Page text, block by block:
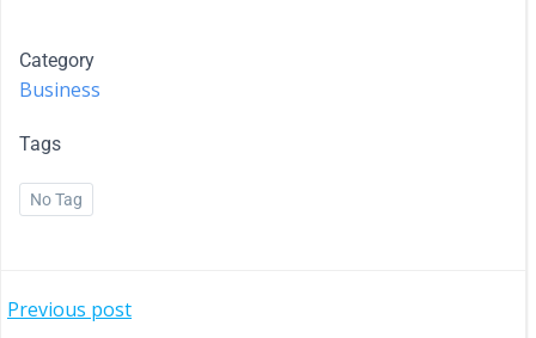
Category
Business
Tags
No Tag
Previous post